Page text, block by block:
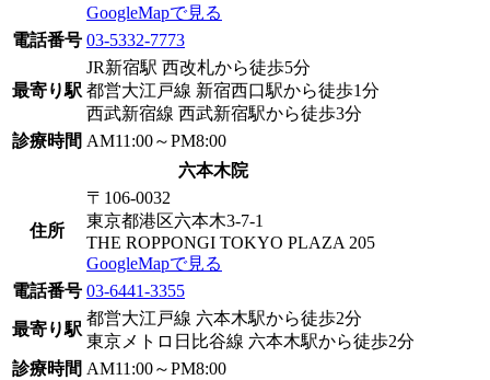
GoogleMapで見る
電話番号 03-5332-7773
最寄り駅
JR新宿駅 西改札から徒歩5分
都営大江戸線 新宿西口駅から徒歩1分
西武新宿線 西武新宿駅から徒歩3分
診療時間 AM11:00～PM8:00
六本木院
住所
〒106-0032
東京都港区六本木3-7-1
THE ROPPONGI TOKYO PLAZA 205
GoogleMapで見る
電話番号 03-6441-3355
最寄り駅
都営大江戸線 六本木駅から徒歩2分
東京メトロ日比谷線 六本木駅から徒歩2分
診療時間 AM11:00～PM8:00